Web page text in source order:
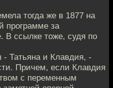
тогда же в 1877 на
программе за
В ссылке тоже, судя по
- Татьяна и Клавдия, -
Причем, если Клавдия
с переменным